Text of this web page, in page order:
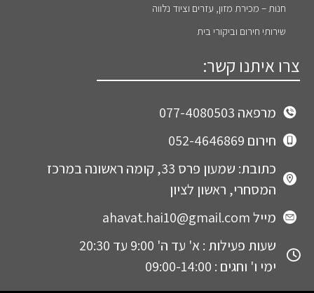
חנות – מכירת מזון, עזרים וציוד נלווה
שירותי חירום וביקורי בית
צרו איתנו קשר:
מרפאה 077-4080503
חירום 052-4646869
כתובת: שמעון פרס 33, קומה ראשונה במרכז
המסחרי, ראשון לציון
מייל ahavat.hai10@gmail.com
שעות פעילות : א' עד ה' 9:00 עד 20:30
ימי ו' וחגים : 09:00-14:00